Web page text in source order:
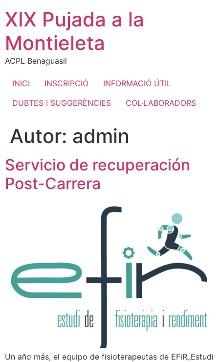
contenido
XIX Pujada a la
Montieleta
ACPL Benaguasil
INICI INSCRIPCIÓ
INFORMACIÓ ÚTIL
DUBTES I SUGGERÈNCIES
COL·LABORADORS
Autor: admin
Servicio de recuperación
Post-Carrera
Un año más, el equipo de fisioterapeutas de EFiR_Estudi